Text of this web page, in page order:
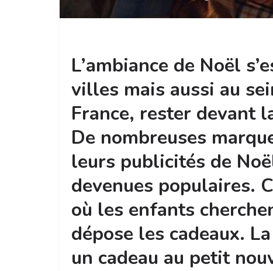
L’ambiance de Noël
villes mais aussi au
France, rester devant
De nombreuses
leurs publicités de
devenues populaires.
où les enfants
dépose les cadeaux.
un cadeau au petit